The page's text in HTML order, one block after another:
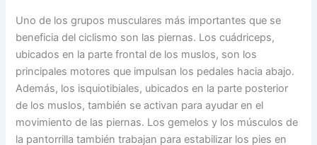
Uno de los grupos musculares más importantes que se
beneficia del ciclismo son las piernas. Los cuádriceps,
ubicados en la parte frontal de los muslos, son los
principales motores que impulsan los pedales hacia abajo.
Además, los isquiotibiales, ubicados en la parte posterior
de los muslos, también se activan para ayudar en el
movimiento de las piernas. Los gemelos y los músculos de
la pantorrilla también trabajan para estabilizar los pies en